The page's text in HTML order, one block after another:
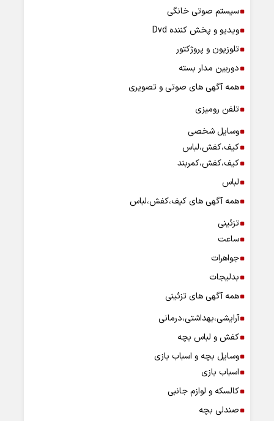
سیستم صوتی خانگی
ویدیو و پخش کننده Dvd
تلوزیون و پروژکتور
دوربین مدار بسته
همه آگهی های صوتی و تصویری
تلفن رومیزی
وسایل شخصی
کیف،کفش،لباس
کیف،کفش،کمربند
لباس
همه آگهی های کیف،کفش،لباس
تزئینی
ساعت
جواهرات
بدلیجات
همه آگهی های تزئینی
آرایشی،بهداشتی،درمانی
کفش و لباس بچه
وسایل بچه و اسباب بازی
اسباب بازی
کالسکه و لوازم جانبی
صندلی بچه